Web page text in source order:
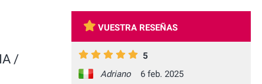
/
VUESTRA RESEÑAS
5
Adriano
6 feb. 2025